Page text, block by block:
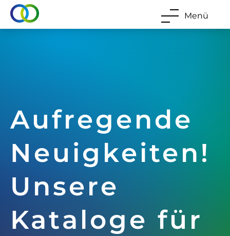
Menü
Aufregende
Neuigkeiten!
Unsere
Kataloge für